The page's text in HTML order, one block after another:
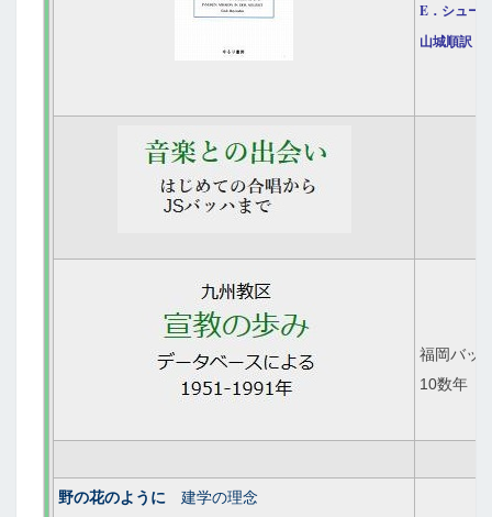
E．シュー
山城順訳
福岡バッ
10数年
野の花のように 建学の理念